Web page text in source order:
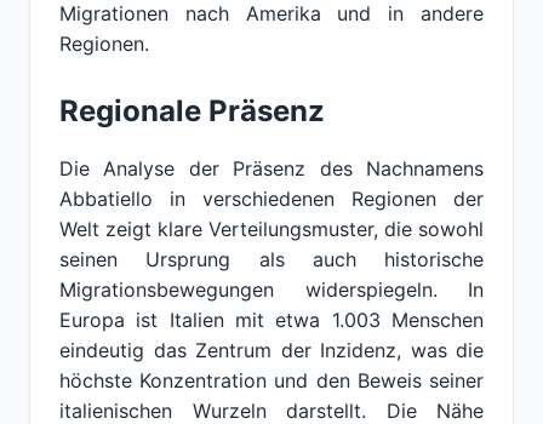
Migrationen nach Amerika und in andere
Regionen.
Regionale Präsenz
Die Analyse der Präsenz des Nachnamens
Abbatiello in verschiedenen Regionen der
Welt zeigt klare Verteilungsmuster, die sowohl
seinen Ursprung als auch historische
Migrationsbewegungen widerspiegeln. In
Europa ist Italien mit etwa 1.003 Menschen
eindeutig das Zentrum der Inzidenz, was die
höchste Konzentration und den Beweis seiner
italienischen Wurzeln darstellt. Die Nähe